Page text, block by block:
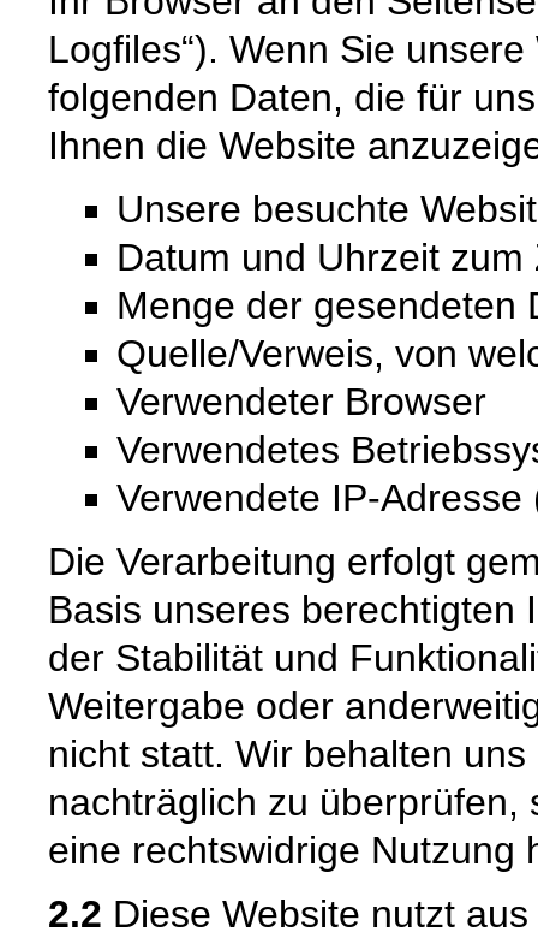
Logfiles“). Wenn Sie
folgenden Daten, die für
Ihnen die Website
Unsere besuchte
Datum und Uhrzeit
Menge der gesendeten
Quelle/Verweis, von
Verwendeter Browser
Verwendetes
Verwendete IP-
Die Verarbeitung erfolgt
Basis unseres berechtigten
der Stabilität und
Weitergabe oder
nicht statt. Wir behalten
nachträglich zu überprüfen,
eine rechtswidrige Nutzung
2.2 Diese Website nutzt